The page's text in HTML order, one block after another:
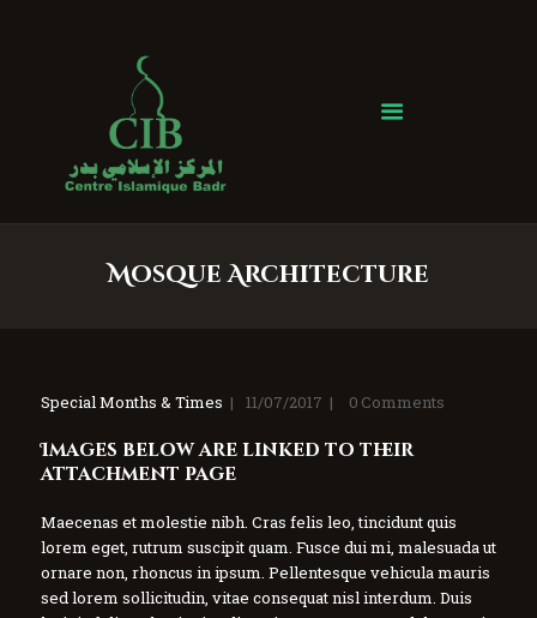
Mosque Architecture
Centre Islamique Badr
Accueil
À propos
Services
Special Months & Times 11/07/2017 0 Comments
Images below are linked to their
attachment page
Maecenas et molestie nibh. Cras felis leo, tincidunt quis
lorem eget, rutrum suscipit quam. Fusce dui mi, malesuada ut
ornare non, rhoncus in ipsum. Pellentesque vehicula mauris
sed lorem sollicitudin, vitae consequat nisl interdum. Duis